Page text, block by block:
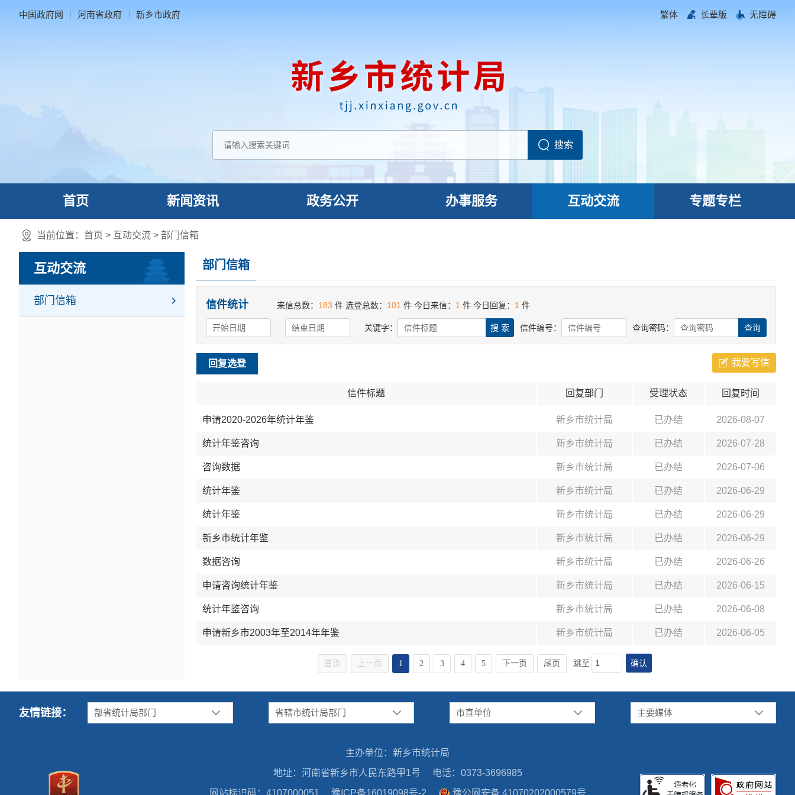
中国政府网 河南省政府 新乡市政府 繁体 长辈版 无障碍
首页 新闻资讯 政务公开 办事服务 互动交流 专题专栏
当前位置： 首页 > 互动交流 > 部门信箱
互动交流
部门信箱
部门信箱
信件统计 来信总数： 183 件 选登总数： 101 件 今日来信： 1 件 今日回复： 1 件
关键字： 信件编号： 查询密码：
回复选登 我要写信
信件标题 回复部门 受理状态 回复时间
申请2020-2026年统计年鉴 新乡市统计局 已办结 2026-08-07
统计年鉴咨询 新乡市统计局 已办结 2026-07-28
咨询数据 新乡市统计局 已办结 2026-07-06
统计年鉴 新乡市统计局 已办结 2026-06-29
统计年鉴 新乡市统计局 已办结 2026-06-29
新乡市统计年鉴 新乡市统计局 已办结 2026-06-29
数据咨询 新乡市统计局 已办结 2026-06-26
申请咨询统计年鉴 新乡市统计局 已办结 2026-06-15
统计年鉴咨询 新乡市统计局 已办结 2026-06-08
申请新乡市2003年至2014年年鉴 新乡市统计局 已办结 2026-06-05
首页 上一页 1 2 3 4 5 下一页 尾页 跳至 确认
友情链接： 部省统计局部门 省辖市统计局部门 市直单位 主要媒体
主办单位：新乡市统计局
地址：河南省新乡市人民东路甲1号
电话：0373-3696985
网站标识码：4107000051
豫ICP备16019098号-2 豫公网安备 41070202000579号